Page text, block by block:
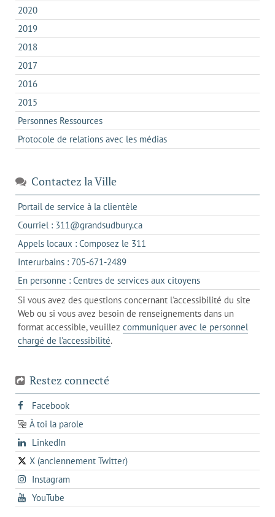
2020
2019
2018
2017
2016
2015
Personnes Ressources
Protocole de relations avec les médias
Contactez la Ville
Portail de service à la clientèle
dans
un
nouvel
Courriel : 311@grandsudbury.cas'ouvre
dans
votre
de
messagerie
Appels locaux : Composez le 311
dans
un
client
de
votre
téléphone
Interurbains : 705-671-2489s'ouvre
dans
un
client
de
votre
En personne : Centres de services aux citoyenss'ouvre
dans
l'onglet
actuel
Si vous avez des questions concernant l'accessibilité du site
Web ou si vous avez besoin de renseignements dans un
format accessible, veuillez communiquer avec le personnel
chargé de l'accessibilité.
Restez connecté
Facebooks'ouvre
dans
un
onglet
À toi la parole
opens
in
a
new
tab
LinkedInopens
in
a
new
X (anciennement Twitter)
s'ouvre
dans
un
nouvel
Instagrams'ouvre
dans
un
YouTube
dans